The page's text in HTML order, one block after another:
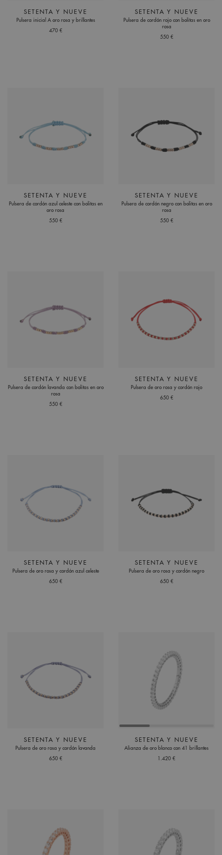
SETENTA Y NUEVE
Pulsera inicial A oro rosa y brillantes
470 €
SETENTA Y NUEVE
Pulsera de cordón rojo con bolitas en oro
rosa
550 €
SETENTA Y NUEVE
Pulsera de cordón azul celeste con bolitas en
oro rosa
550 €
SETENTA Y NUEVE
Pulsera de cordón negro con bolitas en oro
rosa
550 €
SETENTA Y NUEVE
Pulsera de cordón lavanda con bolitas en oro
rosa
550 €
SETENTA Y NUEVE
Pulsera de oro rosa y cordón rojo
650 €
SETENTA Y NUEVE
Pulsera de oro rosa y cordón azul celeste
650 €
SETENTA Y NUEVE
Pulsera de oro rosa y cordón negro
650 €
SETENTA Y NUEVE
Pulsera de oro rosa y cordón lavanda
650 €
SETENTA Y NUEVE
Alianza de oro blanco con 41 brillantes
1.420 €